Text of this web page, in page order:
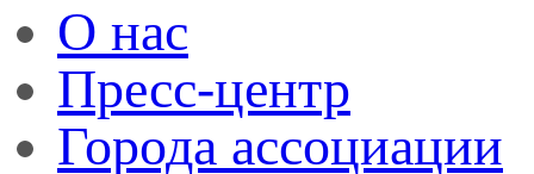
О нас
Пресс-центр
Города ассоциации